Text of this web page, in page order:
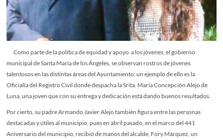
Como parte de la política de equidad y apoyo a los jóvenes, el gobierno
municipal de Santa María de los Ángeles, se observan rostros de jóvenes
talentosos en las distintas áreas del Ayuntamiento; un ejemplo de ello es la
Oficialía del Registro Civil donde despacha la Srita. María Concepción Alejo de
Luna, una joven que con su entrega y dedicación está dando buenos resultados.
Por cierto, su padre Armando Javier Alejo también figura entre las personas
destacadas y útiles al municipio, pues en abril pasado, en el marco del 441
Aniversario del municipio, recibió de manos del alcalde, Fory Márquez, un